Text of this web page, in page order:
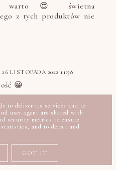
warto 😍 świetna
z tych produktów nie
26 LISTOPADA 2022 11:58
😀
27 LISTOPADA 2022 22:46
mega ciekawe :)
to deliver its services and to
user-agent are shared with
security metrics to ensure
statistics, and to detect and
GOT IT